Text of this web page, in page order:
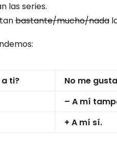
las series.
bastante/mucho/nada
ti?
No me
– A mí
+ A mí sí.